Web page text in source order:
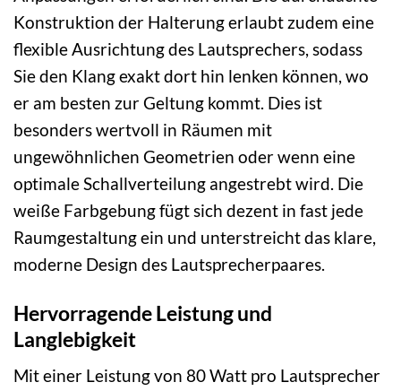
Konstruktion der Halterung erlaubt zudem eine
flexible Ausrichtung des Lautsprechers, sodass
Sie den Klang exakt dort hin lenken können, wo
er am besten zur Geltung kommt. Dies ist
besonders wertvoll in Räumen mit
ungewöhnlichen Geometrien oder wenn eine
optimale Schallverteilung angestrebt wird. Die
weiße Farbgebung fügt sich dezent in fast jede
Raumgestaltung ein und unterstreicht das klare,
moderne Design des Lautsprecherpaares.
Hervorragende Leistung und
Langlebigkeit
Mit einer Leistung von 80 Watt pro Lautsprecher